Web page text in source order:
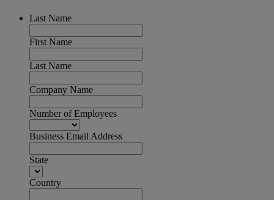
Last Name
First Name
Last Name
Company Name
Number of Employees
Business Email Address
State
Country